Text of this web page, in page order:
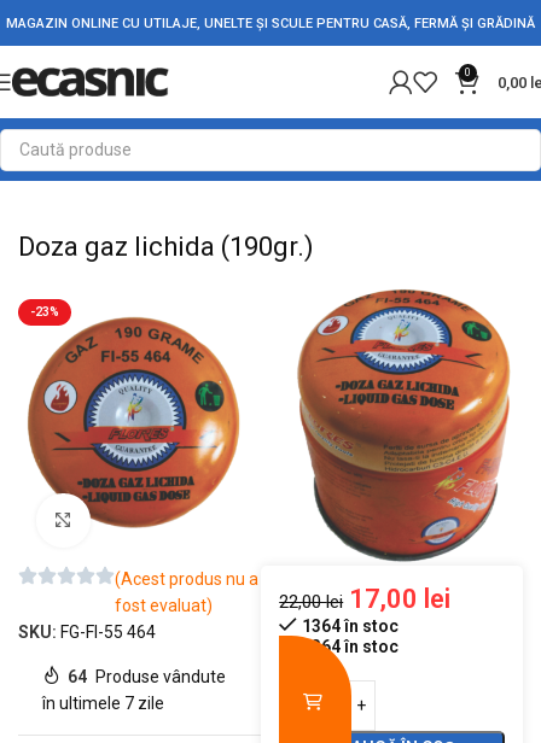
MAGAZIN ONLINE CU UTILAJE, UNELTE ȘI SCULE PENTRU CASĂ, FERMĂ ȘI GRĂDINĂ
0
0,00
Prima pagină Camping Arzatoare
Doza gaz lichida (190gr.)
-23%
Mărește imaginea
(Acest produs nu a
fost evaluat)
SKU: FG-FI-55 464
64 Produse vândute
în ultimele 7 zile
22,00lei 17,00 lei
1364 în stoc
1364 în stoc